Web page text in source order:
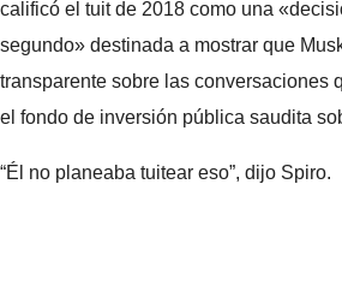
calificó el tuit de 2018 como una
segundo» destinada a mostrar que
transparente sobre las conversaciones
el fondo de inversión pública saudita
“Él no planeaba tuitear eso”, dijo Spiro.